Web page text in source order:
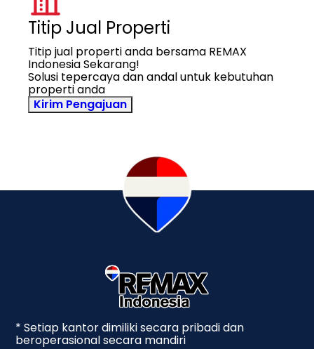
Titip Jual Properti
Titip jual properti anda bersama REMAX
Indonesia Sekarang!
Solusi tepercaya dan andal untuk kebutuhan
properti anda
Kirim Pengajuan
* Setiap kantor dimiliki secara pribadi dan
beroperasional secara mandiri